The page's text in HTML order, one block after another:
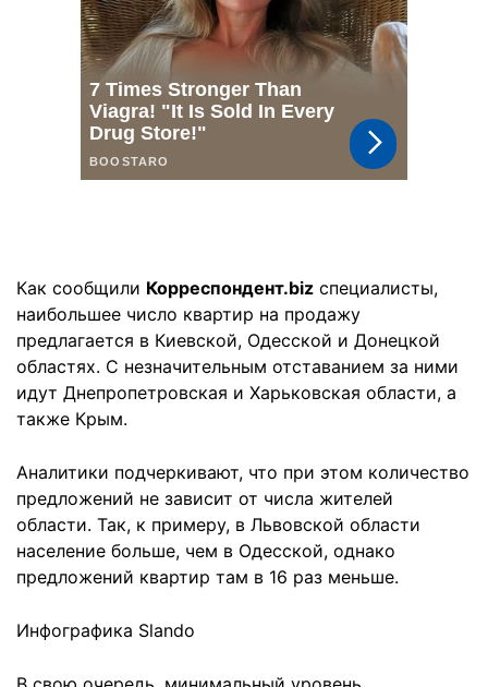
Как сообщили Корреспондент.biz специалисты,
наибольшее число квартир на продажу
предлагается в Киевской, Одесской и Донецкой
областях. С незначительным отставанием за ними
идут Днепропетровская и Харьковская области, а
также Крым.
Аналитики подчеркивают, что при этом количество
предложений не зависит от числа жителей
области. Так, к примеру, в Львовской области
население больше, чем в Одесской, однако
предложений квартир там в 16 раз меньше.
Инфографика Slando